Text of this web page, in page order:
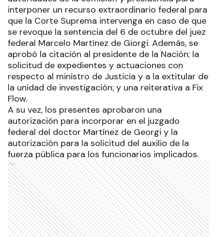
interponer un recurso extraordinario federal para
que la Corte Suprema intervenga en caso de que
se revoque la sentencia del 6 de octubre del juez
federal Marcelo Martínez de Giorgi. Además, se
aprobó la citación al presidente de la Nación; la
solicitud de expedientes y actuaciones con
respecto al ministro de Justicia y a la extitular de
la unidad de investigación; y una reiterativa a Fix
Flow.
A su vez, los presentes aprobaron una
autorización para incorporar en el juzgado
federal del doctor Martínez de Georgi y la
autorización para la solicitud del auxilio de la
fuerza pública para los funcionarios implicados.
Ads